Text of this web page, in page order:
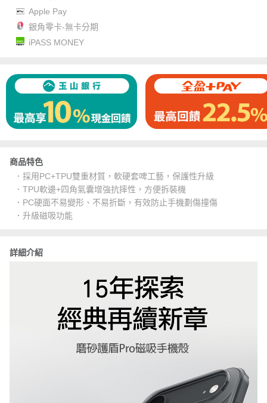
Apple Pay
銀角零卡-無卡分期
iPASS MONEY
商品特色
．採用PC+TPU雙重材質，軟硬套啤工藝，保護性升級
．TPU軟邊+四角氣囊增強抗摔性，方便拆裝機
．PC硬面不易變形、不易折斷，有效防止手機劃傷撞傷
．升級磁吸功能
詳細介紹